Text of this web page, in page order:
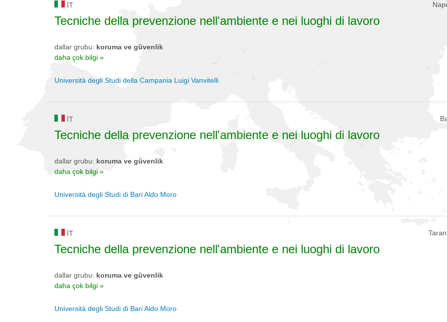
IT
Tecniche della prevenzione nell'ambiente e nei luoghi di lavoro
dallar grubu: koruma ve güvenlik
daha çok bilgi »
Università degli Studi della Campania Luigi Vanvitelli
IT
Tecniche della prevenzione nell'ambiente e nei luoghi di lavoro
dallar grubu: koruma ve güvenlik
daha çok bilgi »
Università degli Studi di Bari Aldo Moro
IT
Tecniche della prevenzione nell'ambiente e nei luoghi di lavoro
dallar grubu: koruma ve güvenlik
daha çok bilgi »
Università degli Studi di Bari Aldo Moro